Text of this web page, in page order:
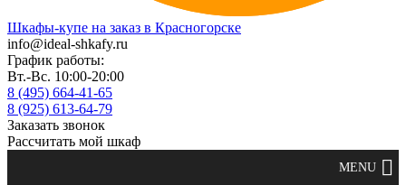
Шкафы-купе на заказ в Красногорске
info@ideal-shkafy.ru
График работы:
Вт.-Вс. 10:00-20:00
8 (495) 664-41-65
8 (925) 613-64-79
Заказать звонок
Рассчитать мой шкаф